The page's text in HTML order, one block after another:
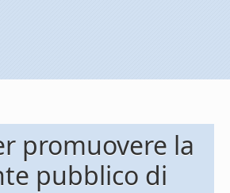
promuovere la
pubblico di